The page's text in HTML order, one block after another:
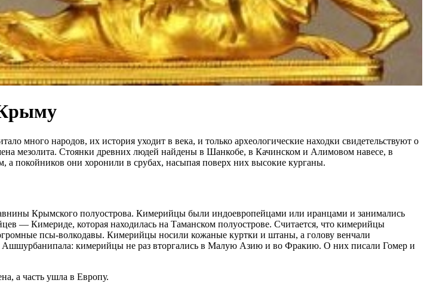
много народов, их история уходит в века, и только археологические находки свидетельствуют о
мезолита. Стоянки древних людей найдены в Шанкобе, в Качинском и Алимовом навесе, в
а покойников они хоронили в срубах, насыпая поверх них высокие курганы.
Крымского полуострова. Кимерийцы были индоевропейцами или иранцами и занимались
— Кимериде, которая находилась на Таманском полуострове. Считается, что кимерийцы
псы-волкодавы. Кимерийцы носили кожаные куртки и штаны, а голову венчали
Ашшуpбанипала: кимерийцы не раз вторгались в Малую Азию и во Фракию. О них писали Гомер и
а часть ушла в Европу.